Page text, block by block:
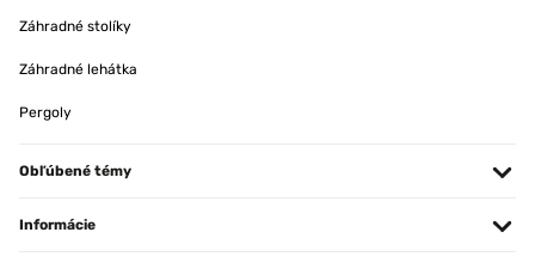
Záhradné stolíky
Záhradné lehátka
Pergoly
Obľúbené témy
Informácie